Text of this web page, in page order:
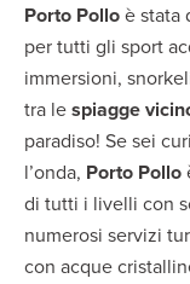
Porto Polloè stata
per tutti gli sport
immersioni,
tra lespiagge
paradiso! Se sei
l’onda, Porto Pollo
di tutti i livelli con
numerosi servizi
con acque